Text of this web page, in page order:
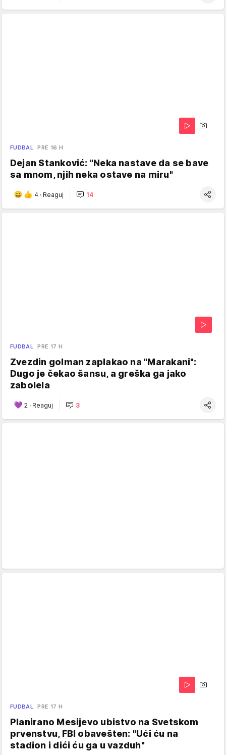
FUDBAL PRE 16 H
Dejan Stanković: "Neka nastave da se bave
sa mnom, njih neka ostave na miru"
4 · Reaguj 14
FUDBAL PRE 17 H
Zvezdin golman zaplakao na "Marakani":
Dugo je čekao šansu, a greška ga jako
zabolela
2 · Reaguj 3
FUDBAL PRE 17 H
Planirano Mesijevo ubistvo na Svetskom
prvenstvu, FBI obavešten: "Ući ću na
stadion i dići ću ga u vazduh"